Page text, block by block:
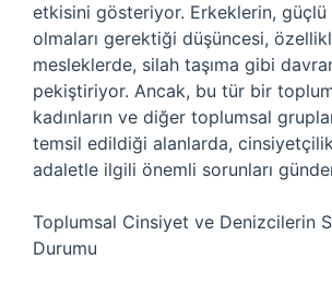
etkisini gösteriyor. Erkeklerin,
olmaları gerektiği düşüncesi,
mesleklerde, silah taşıma gibi
pekiştiriyor. Ancak, bu tür bir
kadınların ve diğer toplumsal
temsil edildiği alanlarda,
adaletle ilgili önemli sorunları
Toplumsal Cinsiyet ve Denizcilerin
Durumu